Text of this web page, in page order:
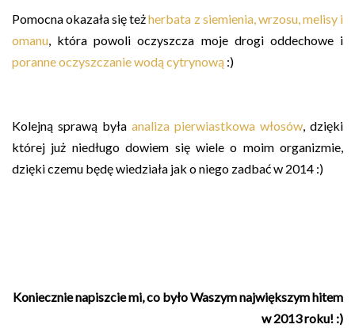
Pomocna okazała się teżherbata z siemienia, wrzosu, melisy i
omanu, która powoli oczyszcza moje drogi oddechowe i
poranne oczyszczanie wodą cytrynową :)
Kolejną sprawą była analiza pierwiastkowa włosów, dzięki
której już niedługo dowiem się wiele o moim organizmie,
dzięki czemu będę wiedziała jak o niego zadbać w 2014 :)
Koniecznie napiszcie mi, co było Waszym największym hitem
w 2013 roku! :)